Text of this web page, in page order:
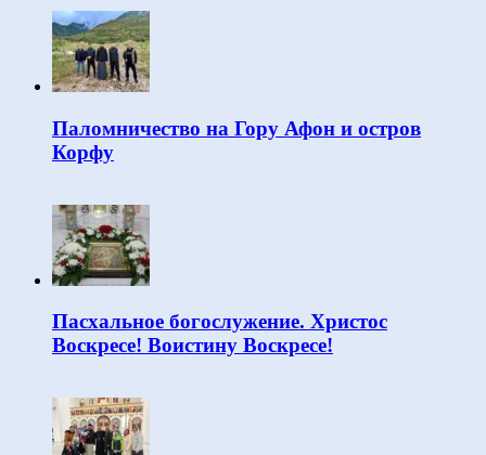
Паломничество на Гору Афон и остров
Корфу
Пасхальное богослужение. Христос
Воскресе! Воистину Воскресе!